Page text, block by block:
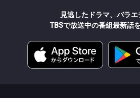
見逃したドラマ、バラ
TBSで放送中の番組最新話